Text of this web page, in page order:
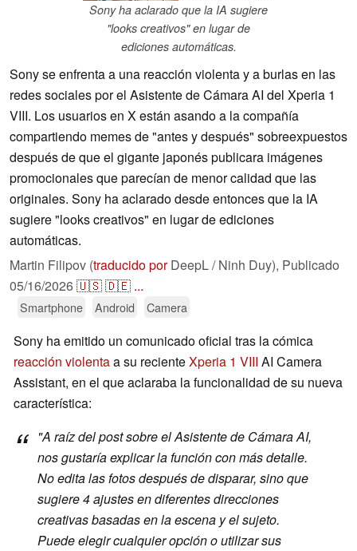
Sony ha aclarado que la IA sugiere
"looks creativos" en lugar de
ediciones automáticas.
Sony se enfrenta a una reacción violenta y a burlas en las
redes sociales por el Asistente de Cámara AI del Xperia 1
VIII. Los usuarios en X están asando a la compañía
compartiendo memes de "antes y después" sobreexpuestos
después de que el gigante japonés publicara imágenes
promocionales que parecían de menor calidad que las
originales. Sony ha aclarado desde entonces que la IA
sugiere "looks creativos" en lugar de ediciones
automáticas.
Martin Filipov (traducido porDeepL / Ninh Duy), Publicado
05/16/2026🇺🇸🇩🇪 ...
Smartphone Android Camera
Sony ha emitido un comunicado oficial tras la cómica
reacción violentaa su recienteXperia 1 VIII AI Camera
Assistant, en el que aclaraba la funcionalidad de su nueva
característica:
"A raíz del post sobre el Asistente de Cámara AI,
nos gustaría explicar la función con más detalle.
No edita las fotos después de disparar, sino que
sugiere 4 ajustes en diferentes direcciones
creativas basadas en la escena y el sujeto.
Puede elegir cualquier opción o utilizar sus